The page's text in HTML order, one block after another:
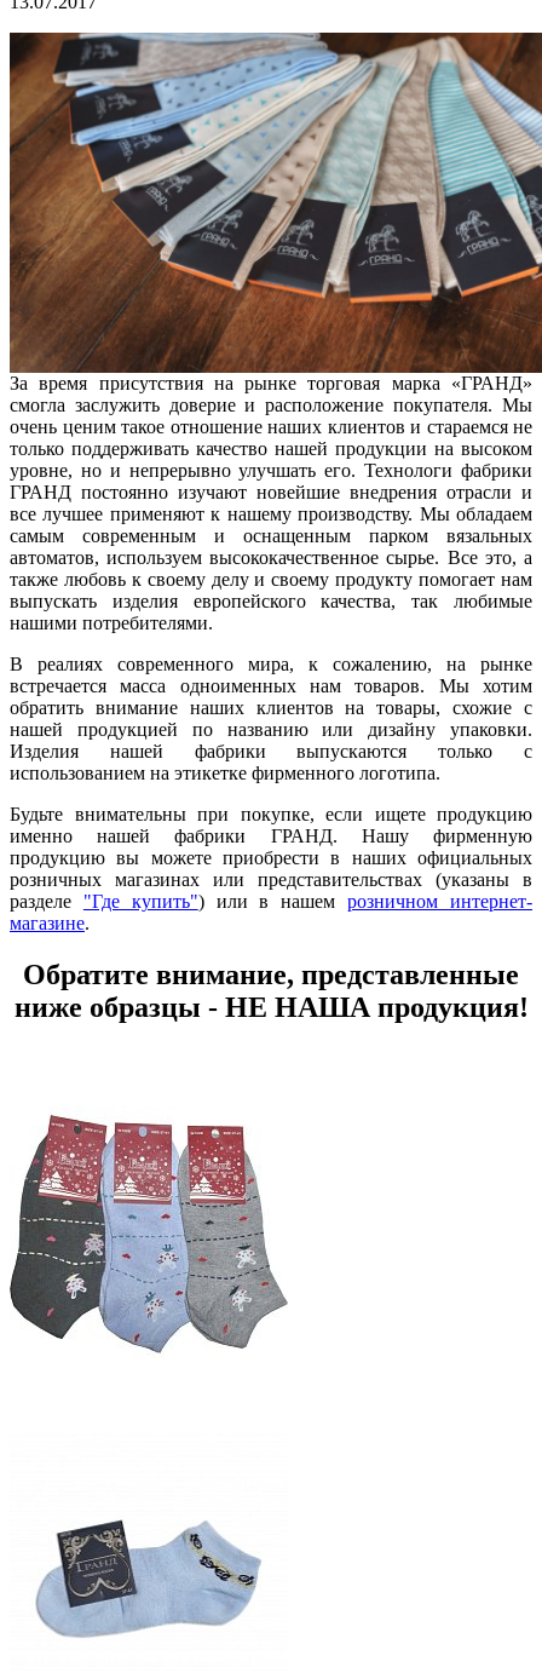
За время присутствия на рынке торговая марка «ГРАНД»
смогла заслужить доверие и расположение покупателя. Мы
очень ценим такое отношение наших клиентов и стараемся не
только поддерживать качество нашей продукции на высоком
уровне, но и непрерывно улучшать его. Технологи фабрики
ГРАНД постоянно изучают новейшие внедрения отрасли и
все лучшее применяют к нашему производству. Мы обладаем
самым современным и оснащенным парком вязальных
автоматов, используем высококачественное сырье. Все это, а
также любовь к своему делу и своему продукту помогает нам
выпускать изделия европейского качества, так любимые
нашими потребителями.
В реалиях современного мира, к сожалению, на рынке
встречается масса одноименных нам товаров. Мы хотим
обратить внимание наших клиентов на товары, схожие с
нашей продукцией по названию или дизайну упаковки.
Изделия нашей фабрики выпускаются только с
использованием на этикетке фирменного логотипа.
Будьте внимательны при покупке, если ищете продукцию
именно нашей фабрики ГРАНД. Нашу фирменную
продукцию вы можете приобрести в наших официальных
розничных магазинах или представительствах (указаны в
разделе "Где купить") или в нашемрозничном интернет-
магазине.
Обратите внимание, представленные
ниже образцы - НЕ НАША продукция!